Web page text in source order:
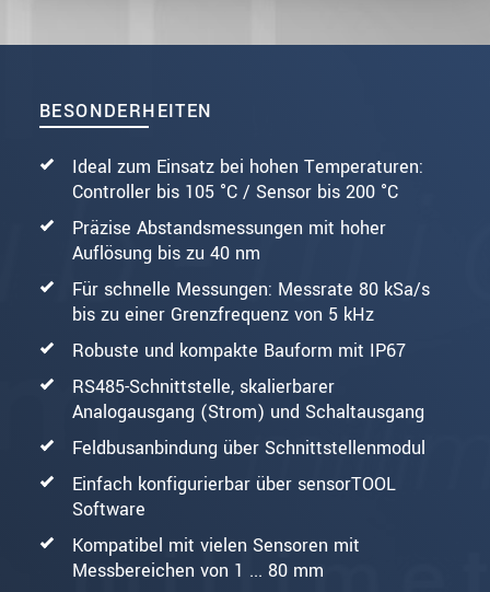
BESONDERHEITEN
Ideal zum Einsatz bei hohen Temperaturen:
Controller bis 105 °C / Sensor bis 200 °C
Präzise Abstandsmessungen mit hoher
Auflösung bis zu 40 nm
Für schnelle Messungen: Messrate 80 kSa/s
bis zu einer Grenzfrequenz von 5 kHz
Robuste und kompakte Bauform mit IP67
RS485-Schnittstelle, skalierbarer
Analogausgang (Strom) und Schaltausgang
Feldbusanbindung über Schnittstellenmodul
Einfach konfigurierbar über sensorTOOL
Software
Kompatibel mit vielen Sensoren mit
Messbereichen von 1 ... 80 mm